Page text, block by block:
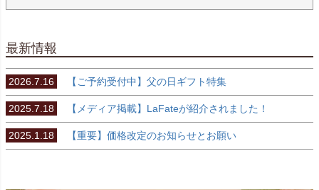
最新情報
2026.7.16 【ご予約受付中】父の日ギフト特集
2025.7.18 【メディア掲載】LaFateが紹介されました！
2025.1.18 【重要】価格改定のお知らせとお願い